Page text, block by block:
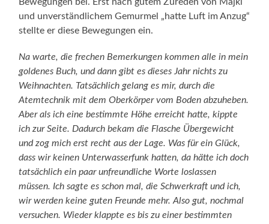
und unverständlichem Gemurmel „hatte Luft im Anzug“
stellte er diese Bewegungen ein.
Na warte, die frechen Bemerkungen kommen alle in mein
goldenes Buch, und dann gibt es dieses Jahr nichts zu
Weihnachten. Tatsächlich gelang es mir, durch die
Atemtechnik mit dem Oberkörper vom Boden abzuheben.
Aber als ich eine bestimmte Höhe erreicht hatte, kippte
ich zur Seite. Dadurch bekam die Flasche Übergewicht
und zog mich erst recht aus der Lage. Was für ein Glück,
dass wir keinen Unterwasserfunk hatten, da hätte ich doch
tatsächlich ein paar unfreundliche Worte loslassen
müssen. Ich sagte es schon mal, die Schwerkraft und ich,
wir werden keine guten Freunde mehr. Also gut, nochmal
versuchen. Wieder klappte es bis zu einer bestimmten